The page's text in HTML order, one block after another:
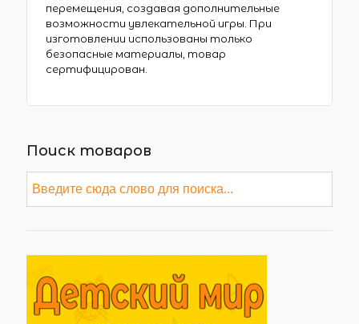
перемещения, создавая дополнительные
возможности увлекательной игры. При
изготовлении использованы только
безопасные материалы, товар
сертифицирован.
Поиск товаров